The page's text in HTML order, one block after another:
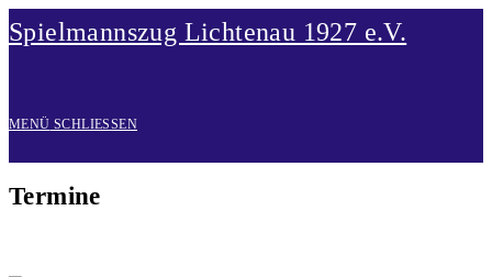
Zum
Inhalt
Spielmannszug Lichtenau 1927 e.V.
MENÜ SCHLIESSEN
Termine